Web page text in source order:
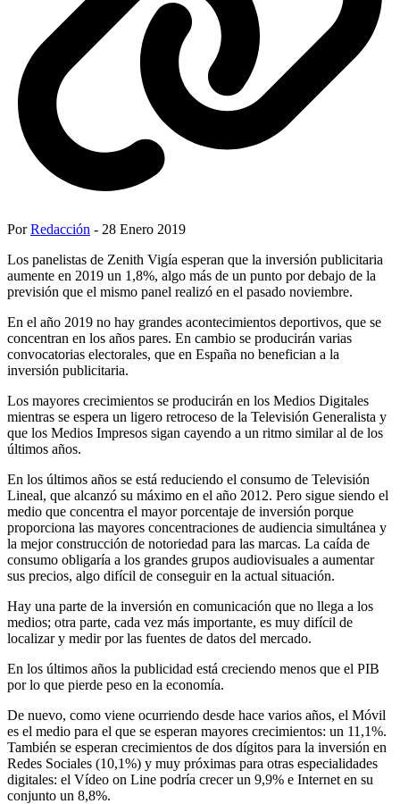
PorRedacción - 28 Enero 2019
Los panelistas de Zenith Vigía esperan que la inversión publicitaria
aumente en 2019 un 1,8%, algo más de un punto por debajo de la
previsión que el mismo panel realizó en el pasado noviembre.
En el año 2019 no hay grandes acontecimientos deportivos, que se
concentran en los años pares. En cambio se producirán varias
convocatorias electorales, que en España no benefician a la
inversión publicitaria.
Los mayores crecimientos se producirán en los Medios Digitales
mientras se espera un ligero retroceso de la Televisión Generalista y
que los Medios Impresos sigan cayendo a un ritmo similar al de los
últimos años.
En los últimos años se está reduciendo el consumo de Televisión
Lineal, que alcanzó su máximo en el año 2012. Pero sigue siendo el
medio que concentra el mayor porcentaje de inversión porque
proporciona las mayores concentraciones de audiencia simultánea y
la mejor construcción de notoriedad para las marcas. La caída de
consumo obligaría a los grandes grupos audiovisuales a aumentar
sus precios, algo difícil de conseguir en la actual situación.
Hay una parte de la inversión en comunicación que no llega a los
medios; otra parte, cada vez más importante, es muy difícil de
localizar y medir por las fuentes de datos del mercado.
En los últimos años la publicidad está creciendo menos que el PIB
por lo que pierde peso en la economía.
De nuevo, como viene ocurriendo desde hace varios años, el Móvil
es el medio para el que se esperan mayores crecimientos: un 11,1%.
También se esperan crecimientos de dos dígitos para la inversión en
Redes Sociales (10,1%) y muy próximas para otras especialidades
digitales: el Vídeo on Line podría crecer un 9,9% e Internet en su
conjunto un 8,8%.